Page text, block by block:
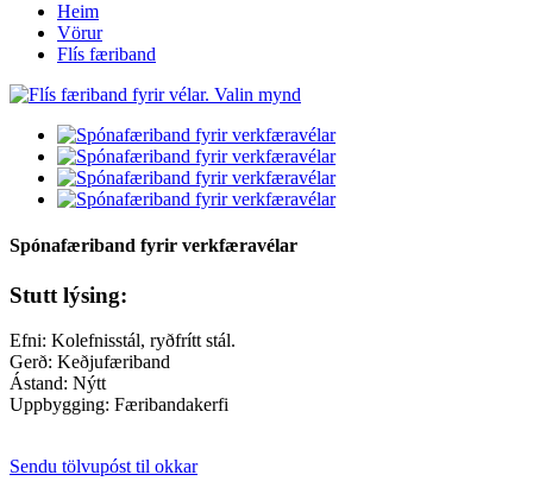
Heim
Vörur
Flís færiband
Spónafæriband fyrir verkfæravélar
Stutt lýsing:
Efni: Kolefnisstál, ryðfrítt stál.
Gerð: Keðjufæriband
Ástand: Nýtt
Uppbygging: Færibandakerfi
Sendu tölvupóst til okkar